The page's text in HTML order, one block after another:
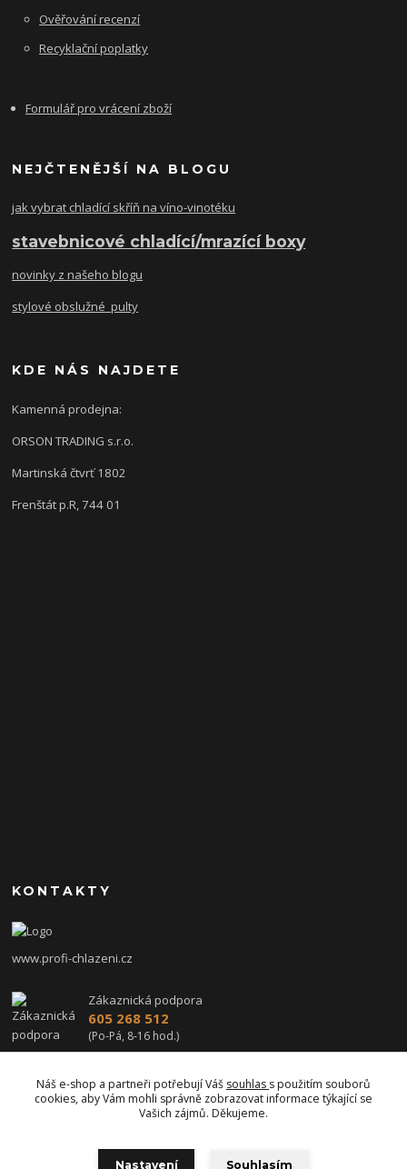
Ověřování recenzí
Recyklační poplatky
Formulář pro vrácení zboží
NEJČTENĚJŠÍ NA BLOGU
jak vybrat chladící skříň na víno-vinotéku
stavebnicové chladící/mrazící boxy
novinky z našeho blogu
stylové obslužné pulty
KDE NÁS NAJDETE
Kamenná prodejna:
ORSON TRADING s.r.o.
Martinská čtvrť 1802
Frenštát p.R, 744 01
KONTAKTY
www.profi-chlazeni.cz
Zákaznická podpora
605 268 512
(Po-Pá, 8-16 hod.)
Náš e-shop a partneři potřebují Váš souhlas s použitím souborů
cookies, aby Vám mohli správně zobrazovat informace týkající se
Vašich zájmů. Děkujeme.
Nastavení Souhlasím